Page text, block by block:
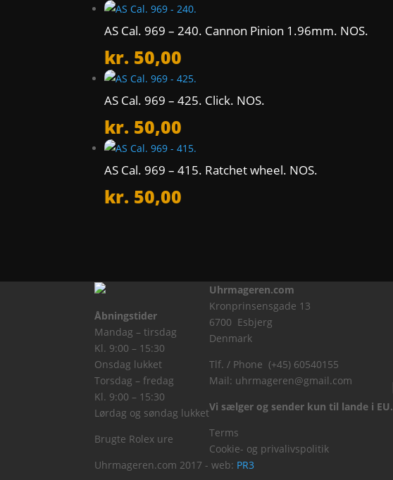
AS Cal. 969 – 240. Cannon Pinion 1.96mm. NOS.
kr. 50,00
AS Cal. 969 – 425. Click. NOS.
kr. 50,00
AS Cal. 969 – 415. Ratchet wheel. NOS.
kr. 50,00
Åbningstider
Mandag – tirsdag
Kl. 9:00 – 15:30
Onsdag lukket
Torsdag – fredag
Kl. 9:00 – 15:30
Lørdag og søndag lukket
Brugte Rolex ure
Uhrmageren.com
Kronprinsensgade 13
6700 Esbjerg
Denmark
Tlf. / Phone (+45) 60540155
Mail: uhrmageren@gmail.com
Vi sælger og sender kun til lande i EU.
Terms
Cookie- og privalivspolitik
Uhrmageren.com 2017 - web: PR3